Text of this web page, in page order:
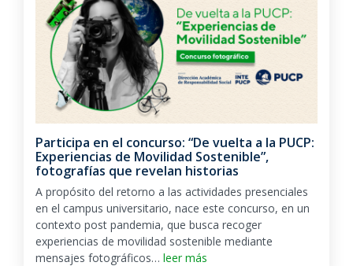
Participa en el concurso: “De vuelta a la PUCP:
Experiencias de Movilidad Sostenible”,
fotografías que revelan historias
A propósito del retorno a las actividades presenciales
en el campus universitario, nace este concurso, en un
contexto post pandemia, que busca recoger
experiencias de movilidad sostenible mediante
mensajes fotográficos… leer más